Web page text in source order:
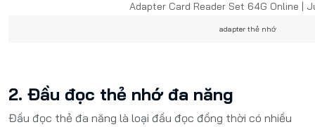
adapter thẻ nhớ
2. Đầu đọc thẻ nhớ đa năng
Đầu đọc thẻ đa năng là loại đầu đọc đồng thời có nhiều